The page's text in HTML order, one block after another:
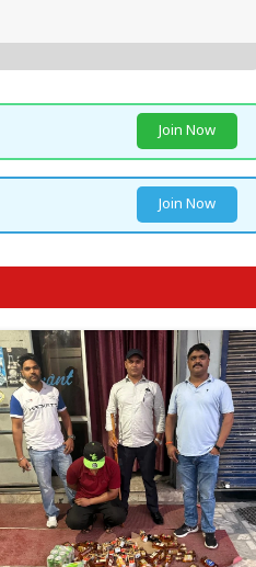
Join Now
Join Now